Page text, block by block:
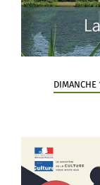
DIMANCHE